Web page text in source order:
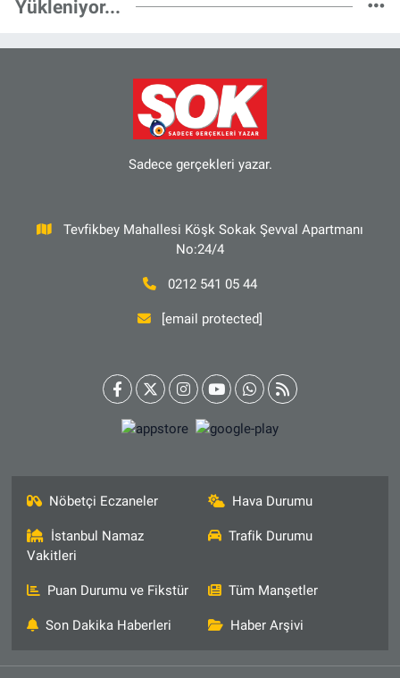
Yükleniyor...
Sadece gerçekleri yazar.
Tevfikbey Mahallesi Köşk Sokak Şevval Apartmanı
No:24/4
0212 541 05 44
[email protected]
Nöbetçi Eczaneler Hava Durumu
İstanbul Namaz
Vakitleri
Trafik Durumu
Puan Durumu ve Fikstür Tüm Manşetler
Son Dakika Haberleri Haber Arşivi